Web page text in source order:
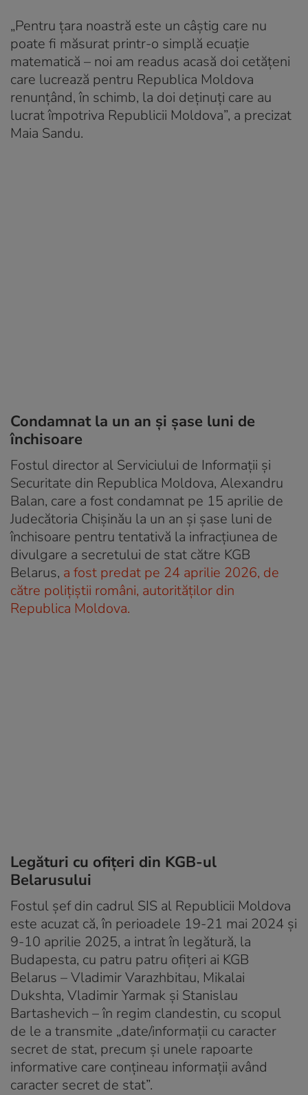
„Pentru țara noastră este un câștig care nu
poate fi măsurat printr-o simplă ecuație
matematică – noi am readus acasă doi cetățeni
care lucrează pentru Republica Moldova
renunțând, în schimb, la doi deținuți care au
lucrat împotriva Republicii Moldova”, a precizat
Maia Sandu.
Condamnat la un an şi şase luni de
închisoare
Fostul director al Serviciului de Informaţii şi
Securitate din Republica Moldova, Alexandru
Balan, care a fost condamnat pe 15 aprilie de
Judecătoria Chișinău la un an şi şase luni de
închisoare pentru tentativă la infracţiunea de
divulgare a secretului de stat către KGB
Belarus, a fost predat pe 24 aprilie 2026, de
către polițiștii români, autorităților din
Republica Moldova.
Legături cu ofițeri din KGB-ul
Belarusului
Fostul șef din cadrul SIS al Republicii Moldova
este acuzat că, în perioadele 19-21 mai 2024 și
9-10 aprilie 2025, a intrat în legătură, la
Budapesta, cu patru patru ofițeri ai KGB
Belarus – Vladimir Varazhbitau, Mikalai
Dukshta, Vladimir Yarmak și Stanislau
Bartashevich – în regim clandestin, cu scopul
de le a transmite „date/informații cu caracter
secret de stat, precum și unele rapoarte
informative care conțineau informații având
caracter secret de stat”.